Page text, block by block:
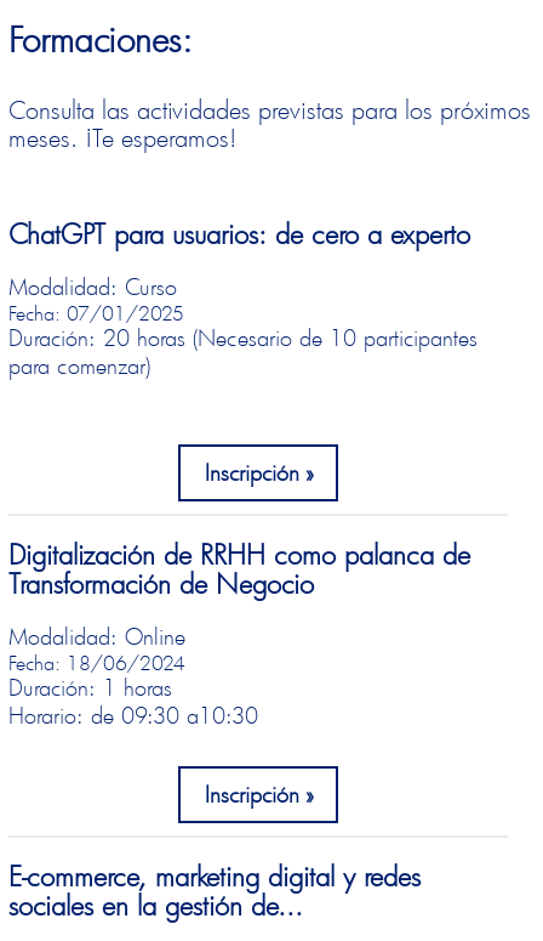
Formaciones:
Consulta las actividades previstas para los próximos
meses. ¡Te esperamos!
ChatGPT para usuarios: de cero a experto
Modalidad: Curso
Fecha: 07/01/2025
Duración: 20 horas (Necesario de 10 participantes
para comenzar)
Inscripción
Digitalización de RRHH como palanca de
Transformación de Negocio
Modalidad: Online
Fecha: 18/06/2024
Duración: 1 horas
Horario: de 09:30 a10:30
Inscripción
E-commerce, marketing digital y redes
sociales en la gestión de...